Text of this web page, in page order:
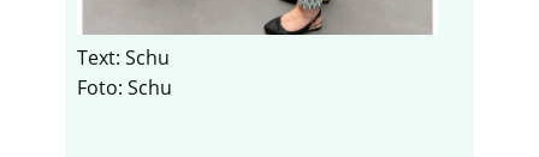
Text: Schu
Foto: Schu